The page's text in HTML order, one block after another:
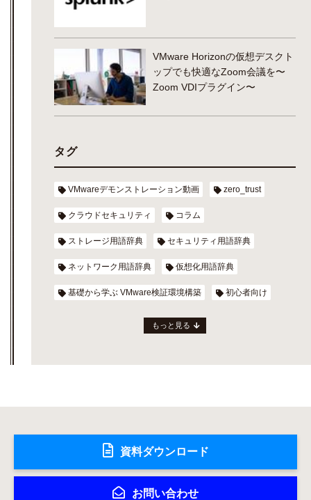
VMware Horizonの仮想デスクト
ップでも快適なZoom会議を〜
Zoom VDIプラグイン〜
タグ
VMwareデモンストレーション動画 zero_trust
クラウドセキュリティ コラム
ストレージ用語辞典 セキュリティ用語辞典
ネットワーク用語辞典 仮想化用語辞典
基礎から学ぶ VMware検証環境構築 初心者向け
もっと見る
資料ダウンロード
お問い合わせ